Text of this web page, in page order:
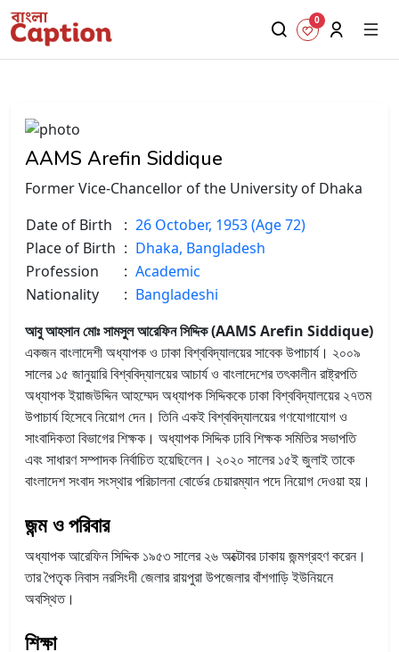
0
AAMS Arefin Siddique
Former Vice-Chancellor of the University of Dhaka
Date of Birth
: 26 October, 1953 (Age 72)
Place of Birth : Dhaka, Bangladesh
Profession
: Academic
Nationality
: Bangladeshi
আবু আহসান মোঃ সামসুল আরেফিন সিদ্দিক (AAMS Arefin Siddique)
একজন বাংলাদেশী অধ্যাপক ও ঢাকা বিশ্ববিদ্যালয়ের সাবেক উপাচার্য। ২০০৯
সালের ১৫ জানুয়ারি বিশ্ববিদ্যালয়ের আচার্য ও বাংলাদেশের তৎকালীন রাষ্ট্রপতি
অধ্যাপক ইয়াজউদ্দিন আহম্মেদ অধ্যাপক সিদ্দিককে ঢাকা বিশ্ববিদ্যালয়ের ২৭তম
উপাচার্য হিসেবে নিয়োগ দেন। তিনি একই বিশ্ববিদ্যালয়ের গণযোগাযোগ ও
সাংবাদিকতা বিভাগের শিক্ষক। অধ্যাপক সিদ্দিক ঢাবি শিক্ষক সমিতির সভাপতি
এবং সাধারণ সম্পাদক নির্বাচিত হয়েছিলেন। ২০২০ সালের ১৫ই জুলাই তাকে
বাংলাদেশ সংবাদ সংস্থার পরিচালনা বোর্ডের চেয়ারম্যান পদে নিয়োগ দেওয়া হয়।
জন্ম ও পরিবার
অধ্যাপক আরেফিন সিদ্দিক ১৯৫৩ সালের ২৬ অক্টোবর ঢাকায় জন্মগ্রহণ করেন।
তার পৈতৃক নিবাস নরসিংদী জেলার রায়পুরা উপজেলার বাঁশগাড়ি ইউনিয়নে
অবস্থিত।
শিক্ষা